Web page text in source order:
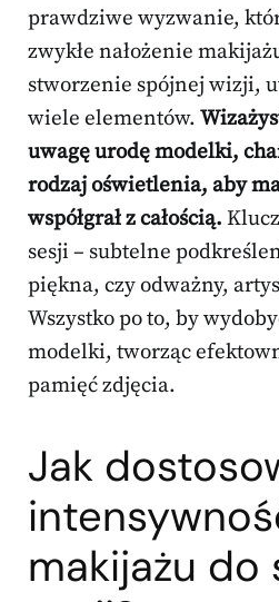
prawdziwe wyzwanie,
zwykłe nałożenie
stworzenie spójnej wizji,
wiele elementów.
uwagę urodę modelki,
rodzaj oświetlenia, aby
współgrał z całością.
sesji – subtelne
piękna, czy odważny,
Wszystko po to, by
modelki, tworząc
pamięć zdjęcia.
Jak
makijażu do